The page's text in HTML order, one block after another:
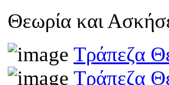
Θεωρία και
Τράπεζα
Τράπεζα